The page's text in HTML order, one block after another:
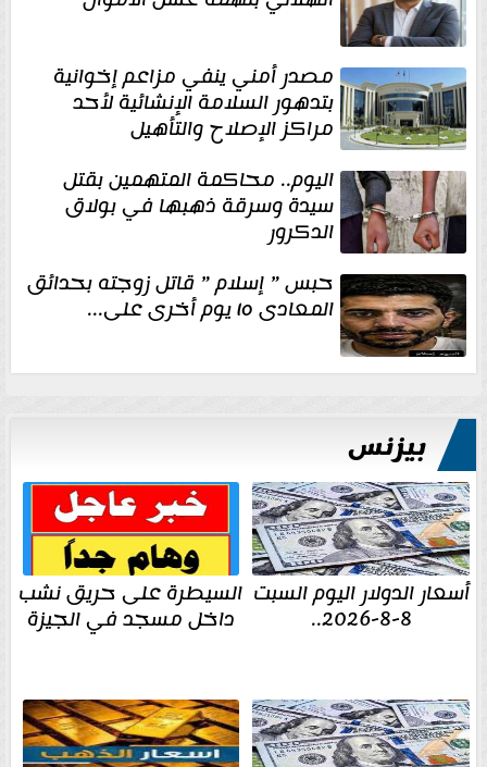
مصدر أمني ينفي مزاعم إخوانية
بتدهور السلامة الإنشائية لأحد
مراكز الإصلاح والتأهيل
اليوم.. محاكمة المتهمين بقتل
سيدة وسرقة ذهبها في بولاق
الدكرور
حبس ” إسلام ” قاتل زوجته بحدائق
المعادى ١٥ يوم أخرى على...
بيزنس
أسعار الدولار اليوم السبت
8-8-2026..
السيطرة على حريق نشب
داخل مسجد في الجيزة